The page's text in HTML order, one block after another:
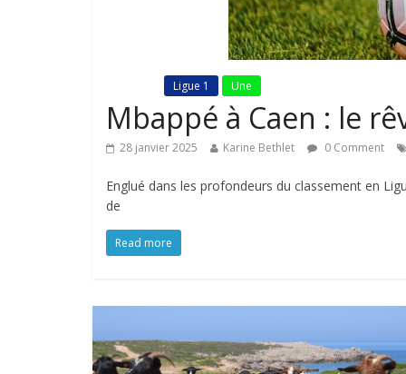
Ligue 1 Une
Mbappé à Caen : le
28 janvier 2025 Karine Bethlet 0 Comment
Englué dans les profondeurs du classement en
de
Read more